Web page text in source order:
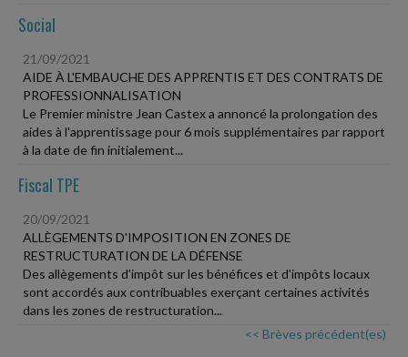
Social
21/09/2021
AIDE À L'EMBAUCHE DES APPRENTIS ET DES CONTRATS DE
PROFESSIONNALISATION
Le Premier ministre Jean Castex a annoncé la prolongation des
aides à l'apprentissage pour 6 mois supplémentaires par rapport
à la date de fin initialement...
Fiscal TPE
20/09/2021
ALLÈGEMENTS D'IMPOSITION EN ZONES DE
RESTRUCTURATION DE LA DÉFENSE
Des allègements d'impôt sur les bénéfices et d'impôts locaux
sont accordés aux contribuables exerçant certaines activités
dans les zones de restructuration...
<< Brèves précédent(es)